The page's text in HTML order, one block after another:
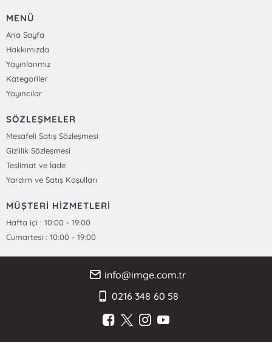
MENÜ
Ana Sayfa
Hakkımızda
Yayınlarımız
Kategoriler
Yayıncılar
SÖZLEŞMELER
Mesafeli Satış Sözleşmesi
Gizlilik Sözleşmesi
Teslimat ve İade
Yardım ve Satış Koşulları
MÜŞTERİ HİZMETLERİ
Hafta içi : 10:00 - 19:00
Cumartesi : 10:00 - 19:00
info@imge.com.tr
0216 348 60 58